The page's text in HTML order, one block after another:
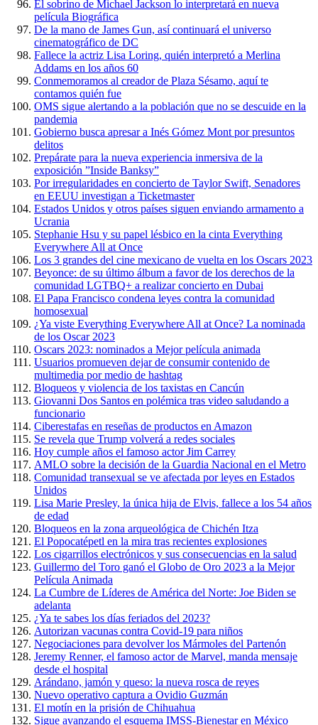
El sobrino de Michael Jackson lo interpretará en nueva
película Biográfica
De la mano de James Gun, así continuará el universo
cinematográfico de DC
Fallece la actriz Lisa Loring, quién interpretó a Merlina
Addams en los años 60
Conmemoramos al creador de Plaza Sésamo, aquí te
contamos quién fue
OMS sigue alertando a la población que no se descuide en la
pandemia
Gobierno busca apresar a Inés Gómez Mont por presuntos
delitos
Prepárate para la nueva experiencia inmersiva de la
exposición ”Inside Banksy”
Por irregularidades en concierto de Taylor Swift, Senadores
en EEUU investigan a Ticketmaster
Estados Unidos y otros países siguen enviando armamento a
Ucrania
Stephanie Hsu y su papel lésbico en la cinta Everything
Everywhere All at Once
Los 3 grandes del cine mexicano de vuelta en los Oscars 2023
Beyonce: de su último álbum a favor de los derechos de la
comunidad LGTBQ+ a realizar concierto en Dubai
El Papa Francisco condena leyes contra la comunidad
homosexual
¿Ya viste Everything Everywhere All at Once? La nominada
de los Oscar 2023
Oscars 2023: nominados a Mejor película animada
Usuarios promueven dejar de consumir contenido de
multimedia por medio de hashtag
Bloqueos y violencia de los taxistas en Cancún
Giovanni Dos Santos en polémica tras video saludando a
funcionario
Ciberestafas en reseñas de productos en Amazon
Se revela que Trump volverá a redes sociales
Hoy cumple años el famoso actor Jim Carrey
AMLO sobre la decisión de la Guardia Nacional en el Metro
Comunidad transexual se ve afectada por leyes en Estados
Unidos
Lisa Marie Presley, la única hija de Elvis, fallece a los 54 años
de edad
Bloqueos en la zona arqueológica de Chichén Itza
El Popocatépetl en la mira tras recientes explosiones
Los cigarrillos electrónicos y sus consecuencias en la salud
Guillermo del Toro ganó el Globo de Oro 2023 a la Mejor
Película Animada
La Cumbre de Líderes de América del Norte: Joe Biden se
adelanta
¿Ya te sabes los días feriados del 2023?
Autorizan vacunas contra Covid-19 para niños
Negociaciones para devolver los Mármoles del Partenón
Jeremy Renner, el famoso actor de Marvel, manda mensaje
desde el hospital
Arándano, jamón y queso: la nueva rosca de reyes
Nuevo operativo captura a Ovidio Guzmán
El motín en la prisión de Chihuahua
Sigue avanzando el esquema IMSS-Bienestar en México